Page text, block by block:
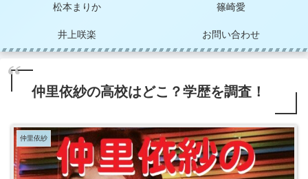
松本まりか 篠崎愛
井上咲楽 お問い合わせ
仲里依紗の高校はどこ？学歴を調査！
仲里依紗